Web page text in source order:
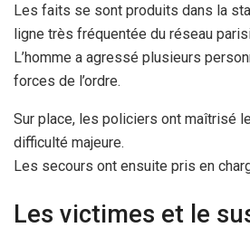
Les faits se sont produits dans la
ligne très fréquentée du réseau
L’homme a agressé plusieurs
forces de l’ordre.
Sur place, les policiers ont maîtrisé
difficulté majeure.
Les secours ont ensuite pris en
Les victimes et le